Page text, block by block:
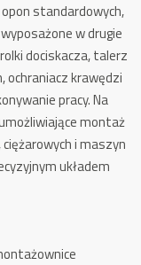
standardowych,
w drugie
dociskacza, talerz
ochraniacz krawędzi
pracy. Na
montaż
i maszyn
układem